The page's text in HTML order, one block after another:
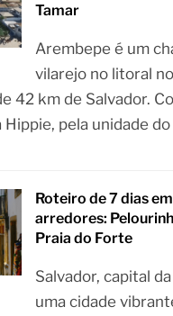
Tamar
Arembepe é um
vilarejo no litoral
42 km de Salvador.
pela unidade do
Roteiro de 7 dias
arredores:
Praia do Forte
Salvador, capital
uma cidade